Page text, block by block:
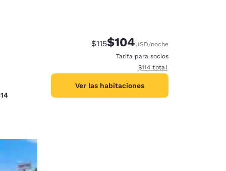
Precio tachado:
$115Precio con descuento:
$104USD/noche
Tarifa para socios
Ver detalles del total
$114 total
Ver las habitaciones